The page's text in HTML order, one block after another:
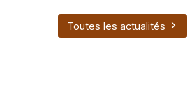
Toutes les actualités